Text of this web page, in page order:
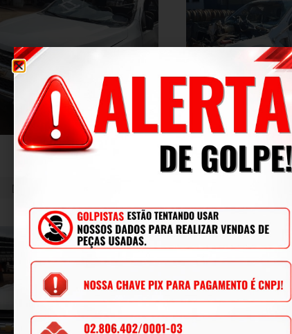
Caminhonete
Caminhonete
RANGER XLS
CD4A22C